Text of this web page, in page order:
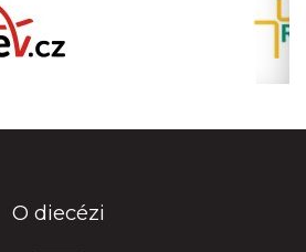
O diecézi